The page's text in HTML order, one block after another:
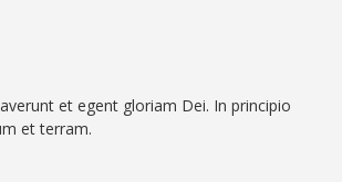
et egent gloriam Dei. In principio
et terram.